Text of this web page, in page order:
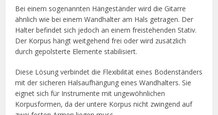
Bei einem sogenannten Hängeständer wird die Gitarre
ähnlich wie bei einem Wandhalter am Hals getragen. Der
Halter befindet sich jedoch an einem freistehenden Stativ.
Der Korpus hängt weitgehend frei oder wird zusätzlich
durch gepolsterte Elemente stabilisiert.
Diese Lösung verbindet die Flexibilität eines Bodenständers
mit der sicheren Halsaufhängung eines Wandhalters. Sie
eignet sich für Instrumente mit ungewöhnlichen
Korpusformen, da der untere Korpus nicht zwingend auf